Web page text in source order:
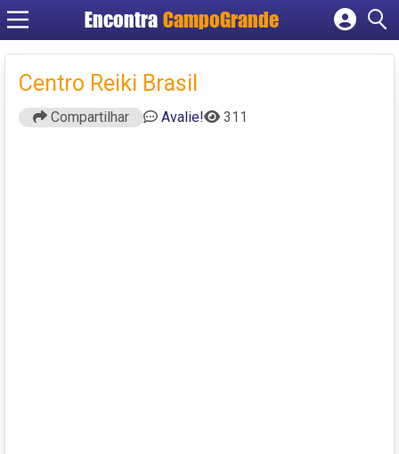
Encontra CampoGrande
Cadastrar empresa
Criar conta
Centro Reiki Brasil
Compartilhar Avalie! 311